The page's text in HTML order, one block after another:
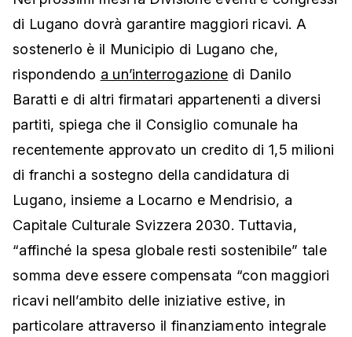
di Lugano dovrà garantire maggiori ricavi. A
sostenerlo è il Municipio di Lugano che,
rispondendo a un’interrogazione di Danilo
Baratti e di altri firmatari appartenenti a diversi
partiti, spiega che il Consiglio comunale ha
recentemente approvato un credito di 1,5 milioni
di franchi a sostegno della candidatura di
Lugano, insieme a Locarno e Mendrisio, a
Capitale Culturale Svizzera 2030. Tuttavia,
“affinché la spesa globale resti sostenibile” tale
somma deve essere compensata “con maggiori
ricavi nell’ambito delle iniziative estive, in
particolare attraverso il finanziamento integrale